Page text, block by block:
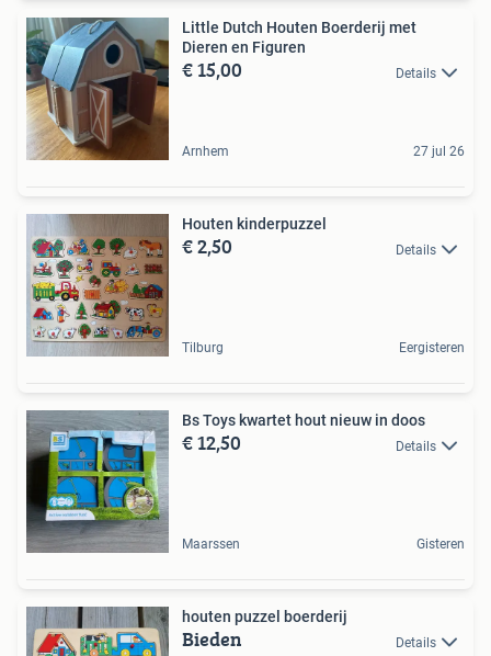
Little Dutch Houten Boerderij met
Dieren en Figuren
€ 15,00 Details
Arnhem 27 jul 26
Houten kinderpuzzel
€ 2,50 Details
Tilburg Eergisteren
Bs Toys kwartet hout nieuw in doos
€ 12,50 Details
Maarssen Gisteren
houten puzzel boerderij
Bieden Details